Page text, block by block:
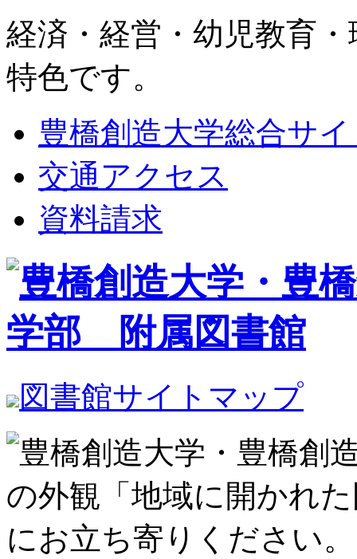
経済・経営・幼児教育
特色です。
豊橋創造大学総合サ
交通アクセス
資料請求
図書館サイトマップ